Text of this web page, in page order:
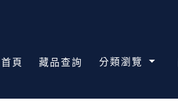
首頁 藏品查詢 分類瀏覽